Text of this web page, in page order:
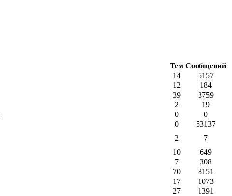
Тем Сообщений
14
5157
12
184
39
3759
2
19
0
0
0
53137
2
7
10
649
7
308
70
8151
17
1073
27
1391